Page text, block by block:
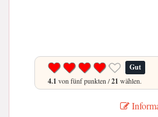
Gut
4.1 von fünf punkten /21 wählen.